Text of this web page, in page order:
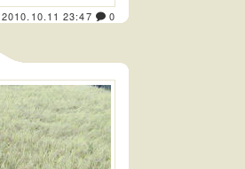
2010.10.11 23:47 0